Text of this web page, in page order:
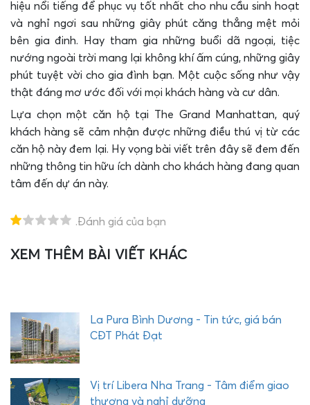
hiệu nổi tiếng để phục vụ tốt nhất cho nhu cầu sinh hoạt
và nghỉ ngơi sau những giây phút căng thẳng mệt mỏi
bên gia đinh. Hay tham gia những buổi dã ngoại, tiệc
nướngngoài trời mang lại không khí ấm cúng, những giây
phút tuyệt vời cho gia đình bạn. Một cuộc sống như vậy
thật đáng mơ ước đối với mọi khách hàng và cư dân.
Lựa chọn một căn hộ tại The Grand Manhattan, quý
khách hàng sẽ cảm nhận được những điều thú vị từ các
căn hộ này đem lại. Hy vọng bài viết trên đây sẽ đem đến
những thông tin hữu ích dành cho khách hàng đang quan
tâm đến dự án này.
.Đánh giá của bạn
XEM THÊM BÀI VIẾT KHÁC
La Pura Bình Dương - Tin tức, giá bán
CĐT Phát Đạt
Vị trí Libera Nha Trang - Tâm điểm giao
thương và nghỉ dưỡng